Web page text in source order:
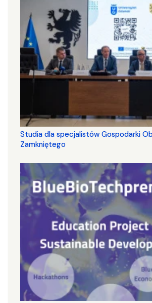
Studia dla specjalistów Gospodarki
Zamkniętego